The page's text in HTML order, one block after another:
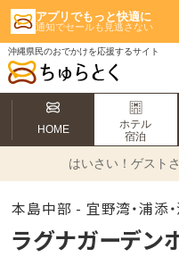
アプリでもっと快適に
通知でセールも見逃さない
沖縄県民のおでかけを応援するサイト
HOME
ホテル
宿泊
はいさい！ ゲスト
本島中部 - 宜野湾・浦添
ラグナガーデン